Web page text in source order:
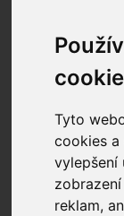
Tyto
cookies a
vylepšení
reklam,